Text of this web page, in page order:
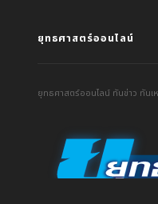
ยุทธศาสตร์ออนไลน์
ยุทธศาสตร์ออนไลน์ ทันข่าว ทันเ